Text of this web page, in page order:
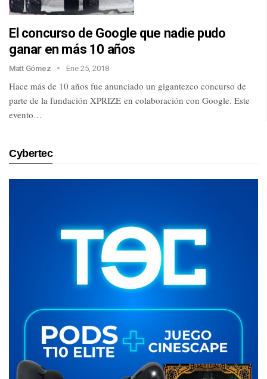
El concurso de Google que nadie pudo
ganar en más 10 años
Matt Gómez Ene 25, 2018
Hace más de 10 años fue anunciado un gigantezco concurso de
parte de la fundación XPRIZE en colaboración con Google. Este
evento…
Cybertec